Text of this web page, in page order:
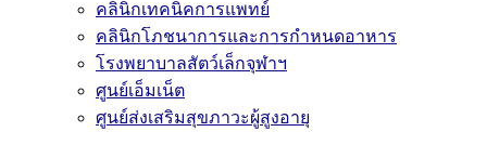
คลินิกเทคนิคการแพทย์
คลินิกโภชนาการและการกำหนดอาหาร
โรงพยาบาลสัตว์เล็กจุฬาฯ
ศูนย์เอ็มเน็ต
ศูนย์ส่งเสริมสุขภาวะผู้สูงอายุ